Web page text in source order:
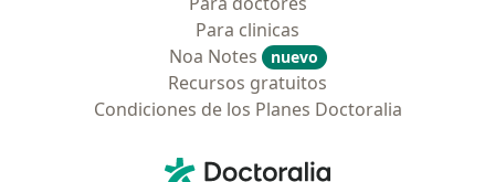
Para clinicas
Noa Notes
nuevo
Recursos gratuitos
Condiciones de los Planes Doctoralia
Doctoralia - Página de inicio